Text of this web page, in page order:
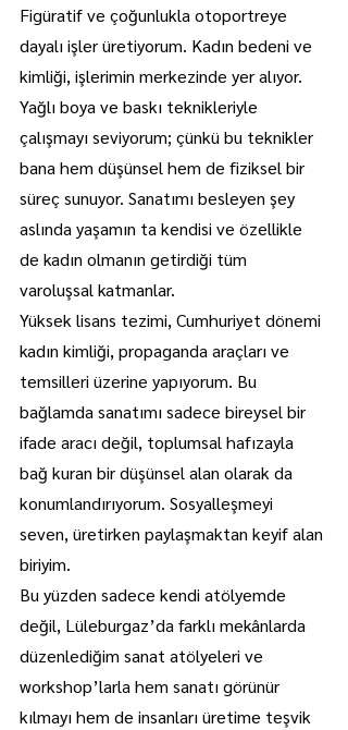
Figüratif ve çoğunlukla otoportreye
dayalı işler üretiyorum. Kadın bedeni ve
kimliği, işlerimin merkezinde yer alıyor.
Yağlı boya ve baskı teknikleriyle
çalışmayı seviyorum; çünkü bu teknikler
bana hem düşünsel hem de fiziksel bir
süreç sunuyor. Sanatımı besleyen şey
aslında yaşamın ta kendisi ve özellikle
de kadın olmanın getirdiği tüm
varoluşsal katmanlar.
Yüksek lisans tezimi, Cumhuriyet dönemi
kadın kimliği, propaganda araçları ve
temsilleri üzerine yapıyorum. Bu
bağlamda sanatımı sadece bireysel bir
ifade aracı değil, toplumsal hafızayla
bağ kuran bir düşünsel alan olarak da
konumlandırıyorum. Sosyalleşmeyi
seven, üretirken paylaşmaktan keyif alan
biriyim.
Bu yüzden sadece kendi atölyemde
değil, Lüleburgaz’da farklı mekânlarda
düzenlediğim sanat atölyeleri ve
workshop’larla hem sanatı görünür
kılmayı hem de insanları üretime teşvik